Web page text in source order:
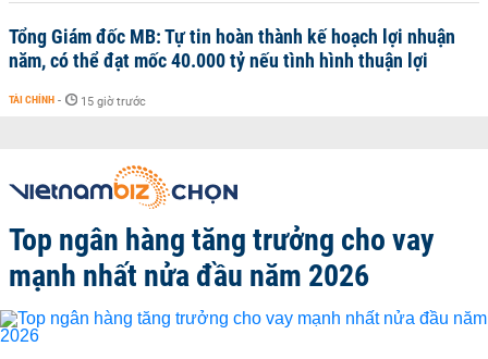
Tổng Giám đốc MB: Tự tin hoàn thành kế hoạch lợi nhuận
năm, có thể đạt mốc 40.000 tỷ nếu tình hình thuận lợi
TÀI CHÍNH - 15 giờ trước
Top ngân hàng tăng trưởng cho vay
mạnh nhất nửa đầu năm 2026